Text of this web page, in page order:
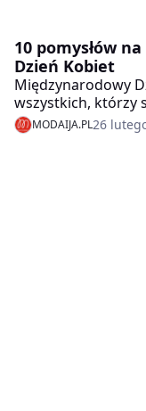
10 pomysłów
Dzień Kobiet
Międzynarodowy
wszystkich, którzy
upominek dla żony,
przygotowaliśmy
MODAIJA.PL26